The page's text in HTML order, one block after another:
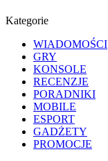
Kategorie
WIADOMOŚCI
GRY
KONSOLE
RECENZJE
PORADNIKI
MOBILE
ESPORT
GADŻETY
PROMOCJE